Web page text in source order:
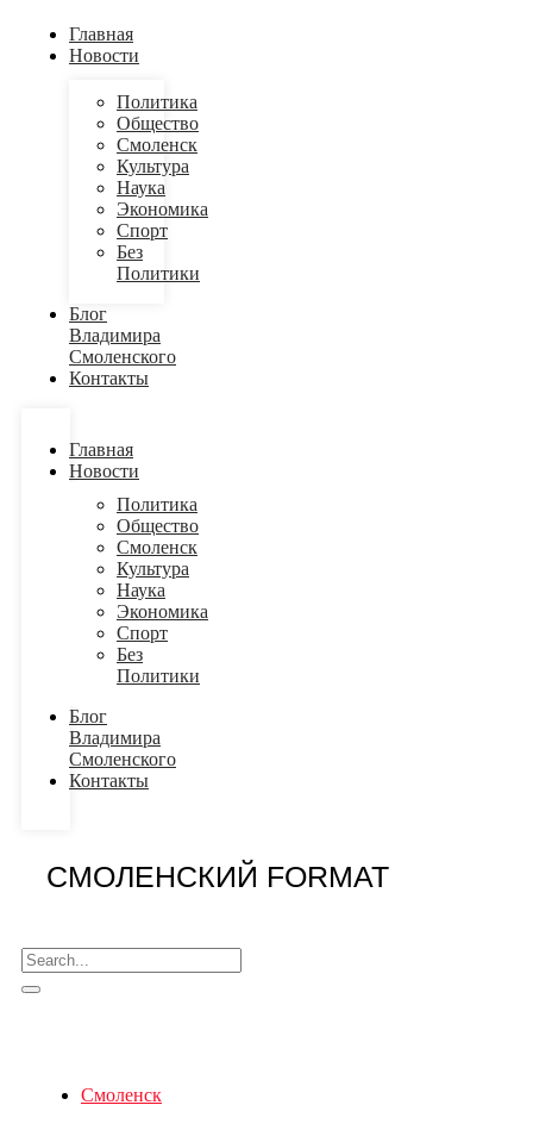
Главная
Новости
Политика
Общество
Смоленск
Культура
Наука
Экономика
Спорт
Без
Политики
Блог
Владимира
Смоленского
Контакты
Главная
Новости
Политика
Общество
Смоленск
Культура
Наука
Экономика
Спорт
Без
Политики
Блог
Владимира
Смоленского
Контакты
СМОЛЕНСКИЙ FORMAT
Смоленск